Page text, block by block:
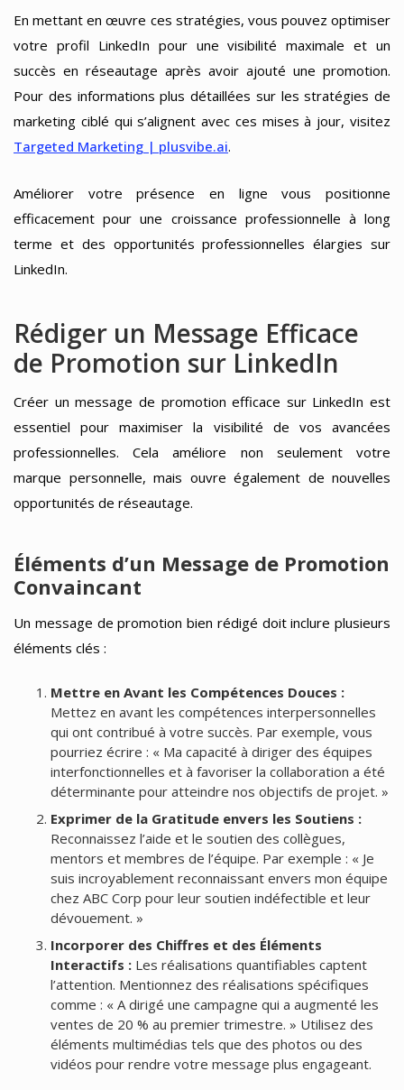
En mettant en œuvre ces stratégies, vous pouvez optimiser
votre profil LinkedIn pour une visibilité maximale et un
succès en réseautage après avoir ajouté une promotion.
Pour des informations plus détaillées sur les stratégies de
marketing ciblé qui s’alignent avec ces mises à jour, visitez
Targeted Marketing | plusvibe.ai.
Améliorer votre présence en ligne vous positionne
efficacement pour une croissance professionnelle à long
terme et des opportunités professionnelles élargies sur
LinkedIn.
Rédiger un Message Efficace
de Promotion sur LinkedIn
Créer un message de promotion efficace sur LinkedIn est
essentiel pour maximiser la visibilité de vos avancées
professionnelles. Cela améliore non seulement votre
marque personnelle, mais ouvre également de nouvelles
opportunités de réseautage.
Éléments d’un Message de Promotion
Convaincant
Un message de promotion bien rédigé doit inclure plusieurs
éléments clés :
Mettre en Avant les Compétences Douces :
Mettez en avant les compétences interpersonnelles
qui ont contribué à votre succès. Par exemple, vous
pourriez écrire : « Ma capacité à diriger des équipes
interfonctionnelles et à favoriser la collaboration a été
déterminante pour atteindre nos objectifs de projet. »
Exprimer de la Gratitude envers les Soutiens :
Reconnaissez l’aide et le soutien des collègues,
mentors et membres de l’équipe. Par exemple : « Je
suis incroyablement reconnaissant envers mon équipe
chez ABC Corp pour leur soutien indéfectible et leur
dévouement. »
Incorporer des Chiffres et des Éléments
Interactifs :Les réalisations quantifiables captent
l’attention. Mentionnez des réalisations spécifiques
comme : « A dirigé une campagne qui a augmenté les
ventes de 20 % au premier trimestre. » Utilisez des
éléments multimédias tels que des photos ou des
vidéos pour rendre votre message plus engageant.